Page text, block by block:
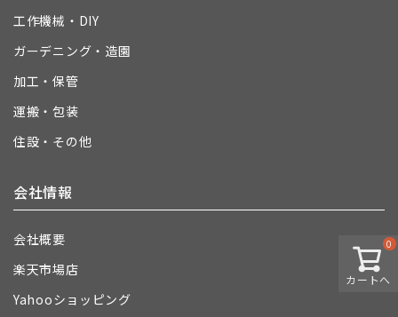
カートへ
0
工作機械・DIY
ガーデニング・造園
加工・保管
運搬・包装
住設・その他
会社情報
会社概要
楽天市場店
Yahooショッピング